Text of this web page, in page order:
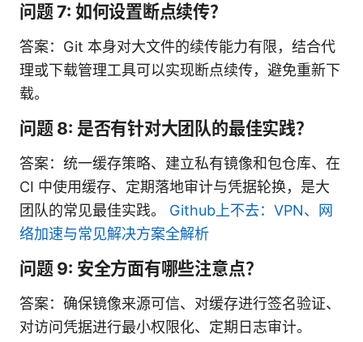
问题 7: 如何设置断点续传？
答案：Git 本身对大文件的续传能力有限，结合代
理或下载管理工具可以实现断点续传，避免重新下
载。
问题 8: 是否有针对大团队的最佳实践？
答案：统一缓存策略、建立私有镜像和包仓库、在
CI 中使用缓存、定期落地审计与凭据轮换，是大
团队的常见最佳实践。 Github上不去：VPN、网
络加速与常见解决方案全解析
问题 9: 安全方面有哪些注意点？
答案：确保镜像来源可信、对缓存进行签名验证、
对访问凭据进行最小权限化、定期日志审计。